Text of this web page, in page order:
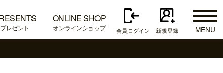
プレゼント
ONLINE SHOP
オンラインショップ 会員ログイン 新規登録
MENU